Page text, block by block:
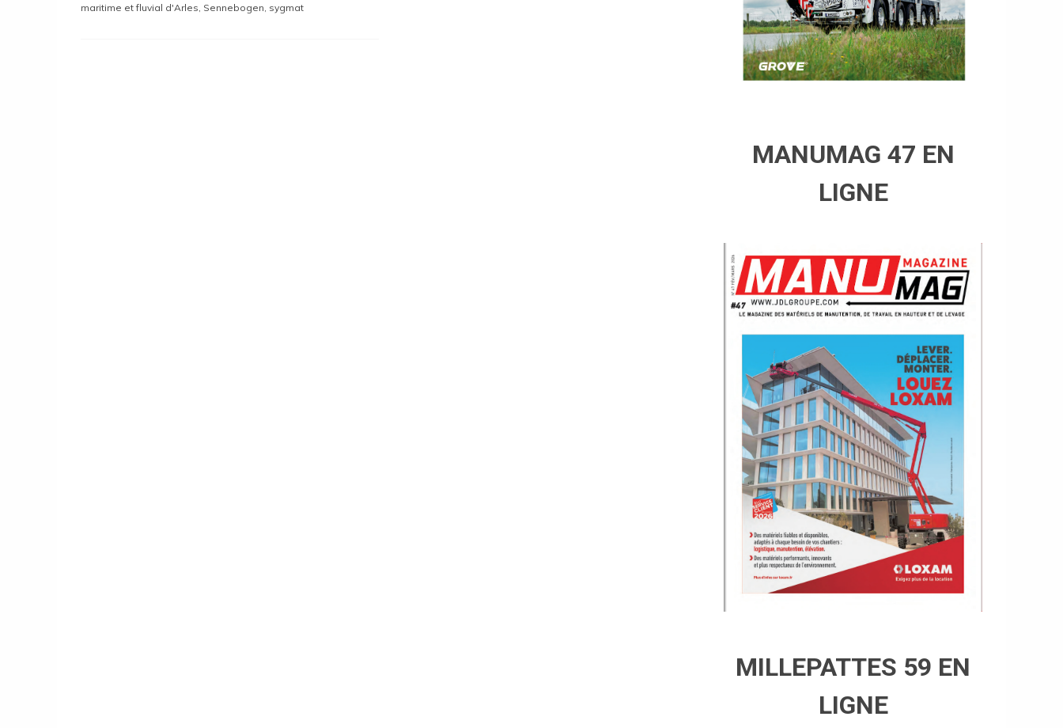
maritime et fluvial d'Arles Sennebogen sygmat
MANUMAG 47 EN
LIGNE
MILLEPATTES 59 EN
LIGNE